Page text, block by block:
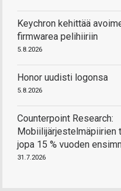
Keychron kehittää
firmwarea pelihiiriin
5.8.2026
Honor uudisti logonsa
5.8.2026
Counterpoint Research:
Mobiilijärjestelmäpiirien
jopa 15 % vuoden
31.7.2026